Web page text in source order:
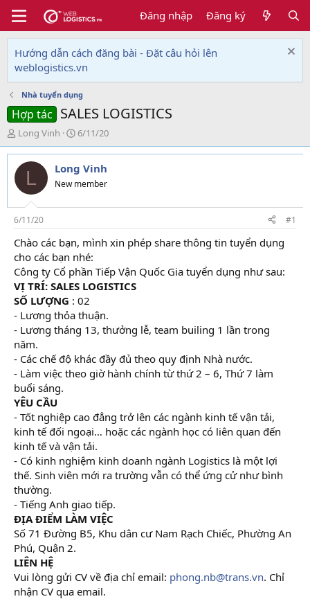
Đăng nhập Đăng ký
Hướng dẫn cách đăng bài - Đặt câu hỏi lên
weblogistics.vn
Nhà tuyển dụng
Hợp tác SALES LOGISTICS
T
h
r
e
d
s
t
a
r
t
e
r
Long Vinh
N
g
à
y
g
i
6/11/20
L Long Vinh
New member
6/11/20 #1
Chào các bạn, mình xin phép share thông tin tuyển dụng
cho các bạn nhé:
Công ty Cổ phần Tiếp Vận Quốc Gia tuyển dụng như sau:
VỊ TRÍ: SALES LOGISTICS
SỐ LƯỢNG : 02
- Lương thỏa thuận.
- Lương tháng 13, thưởng lễ, team builing 1 lần trong
năm.
- Các chế độ khác đầy đủ theo quy định Nhà nước.
- Làm việc theo giờ hành chính từ thứ 2 – 6, Thứ 7 làm
buổi sáng.
YÊU CẦU
- Tốt nghiệp cao đẳng trở lên các ngành kinh tế vận tải,
kinh tế đối ngoại… hoặc các ngành học có liên quan đến
kinh tế và vận tải.
- Có kinh nghiệm kinh doanh ngành Logistics là một lợi
thế. Sinh viên mới ra trường vẫn có thể ứng cử như bình
thường.
- Tiếng Anh giao tiếp.
ĐỊA ĐIỂM LÀM VIỆC
Số 71 Đường B5, Khu dân cư Nam Rạch Chiếc, Phường An
Phú, Quận 2.
LIÊN HỆ
Vui lòng gửi CV về địa chỉ email: phong.nb@trans.vn. Chỉ
nhận CV qua email.